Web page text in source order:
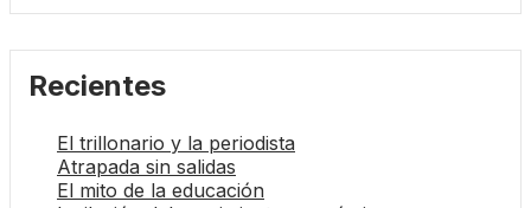
Recientes
El trillonario y la periodista
Atrapada sin salidas
El mito de la educación